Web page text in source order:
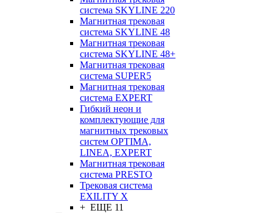
система SKYLINE 220
Магнитная трековая
система SKYLINE 48
Магнитная трековая
система SKYLINE 48+
Магнитная трековая
система SUPER5
Магнитная трековая
система EXPERT
Гибкий неон и
комплектующие для
магнитных трековых
систем OPTIMA,
LINEA, EXPERT
Магнитная трековая
система PRESTO
Трековая система
EXILITY X
+ ЕЩЕ 11